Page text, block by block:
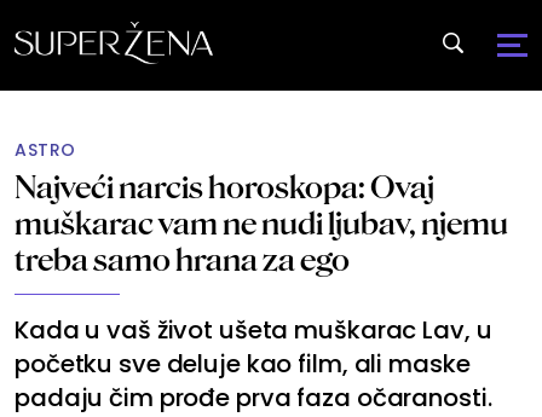
ASTRO
Najveći narcis horoskopa: Ovaj
muškarac vam ne nudi ljubav, njemu
treba samo hrana za ego
Kada u vaš život ušeta muškarac Lav, u
početku sve deluje kao film, ali maske
padaju čim prođe prva faza očaranosti.